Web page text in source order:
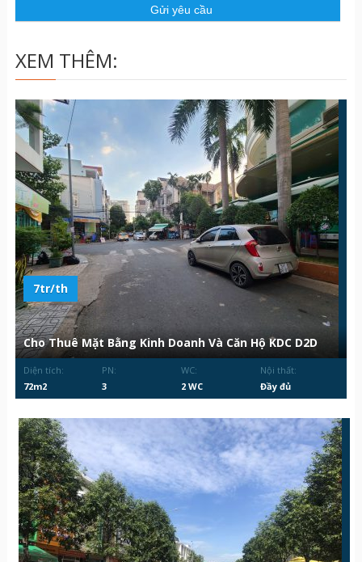
XEM THÊM:
7tr/th
Cho Thuê Mặt Bằng Kinh Doanh Và Căn Hộ KDC D2D
Diện tích:
72m2
PN:
3
WC:
2 WC
Nội thất:
Đầy đủ